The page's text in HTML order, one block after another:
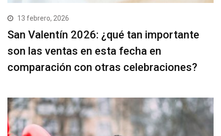
13 febrero, 2026
San Valentín 2026: ¿qué tan importante
son las ventas en esta fecha en
comparación con otras celebraciones?